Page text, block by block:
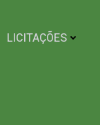
LICITAÇÕES